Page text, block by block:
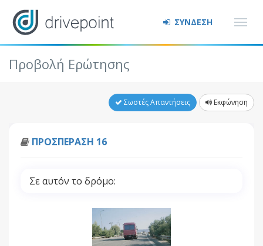
ΣΥΝΔΕΣΗ
Προβολή Ερώτησης
Σωστές Απαντήσεις Εκφώνηση
ΠΡΟΣΠΕΡΑΣΗ 16
Σε αυτόν το δρόμο: